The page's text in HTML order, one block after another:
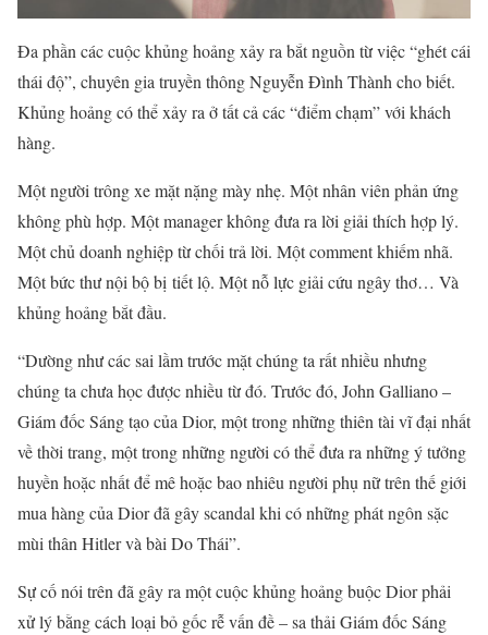
Đa phần các cuộc khủng hoảng xảy ra bắt nguồn từ việc “ghét cái
thái độ”, chuyên gia truyền thông Nguyễn Đình Thành cho biết.
Khủng hoảng có thể xảy ra ở tất cả các “điểm chạm” với khách
hàng.
Một người trông xe mặt nặng mày nhẹ. Một nhân viên phản ứng
không phù hợp. Một manager không đưa ra lời giải thích hợp lý.
Một chủ doanh nghiệp từ chối trả lời. Một comment khiếm nhã.
Một bức thư nội bộ bị tiết lộ. Một nỗ lực giải cứu ngây thơ… Và
khủng hoảng bắt đầu.
“Dường như các sai lầm trước mặt chúng ta rất nhiều nhưng
chúng ta chưa học được nhiều từ đó. Trước đó, John Galliano –
Giám đốc Sáng tạo của Dior, một trong những thiên tài vĩ đại nhất
về thời trang, một trong những người có thể đưa ra những ý tưởng
huyền hoặc nhất để mê hoặc bao nhiêu người phụ nữ trên thế giới
mua hàng của Dior đã gây scandal khi có những phát ngôn sặc
mùi thân Hitler và bài Do Thái”.
Sự cố nói trên đã gây ra một cuộc khủng hoảng buộc Dior phải
xử lý bằng cách loại bỏ gốc rễ vấn đề – sa thải Giám đốc Sáng